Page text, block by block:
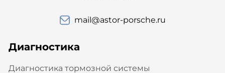
mail@astor-porsche.ru
Диагностика
Диагностика тормозной системы